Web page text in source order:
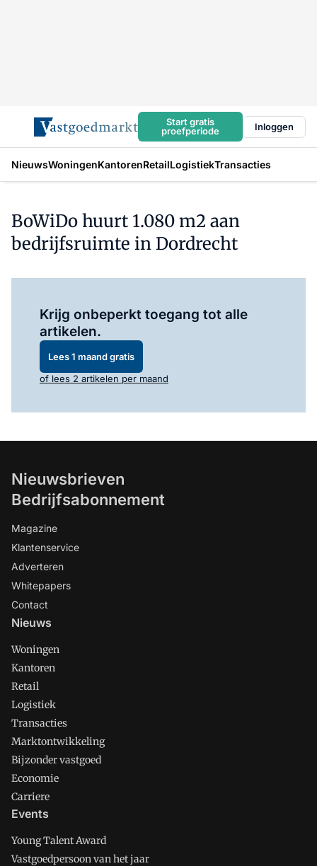
Start gratis
proefperiode
Inloggen
NieuwsWoningenKantorenRetailLogistiekTransacties
BoWiDo huurt 1.080 m2 aan
bedrijfsruimte in Dordrecht
Krijg onbeperkt toegang tot alle
artikelen.
Lees 1 maand gratis
of lees 2 artikelen per maand
Nieuwsbrieven
Bedrijfsabonnement
Magazine
Klantenservice
Adverteren
Whitepapers
Contact
Nieuws
Woningen
Kantoren
Retail
Logistiek
Transacties
Marktontwikkeling
Bijzonder vastgoed
Economie
Carriere
Events
Young Talent Award
Vastgoedpersoon van het jaar